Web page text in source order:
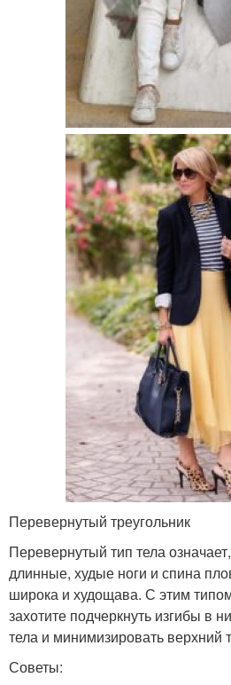
Перевернутый треугольник
Перевернутый тип тела
длинные, худые ноги и спина
широка и худощава. С этим
захотите подчеркнуть изгибы в
тела и минимизировать верхний
Советы: